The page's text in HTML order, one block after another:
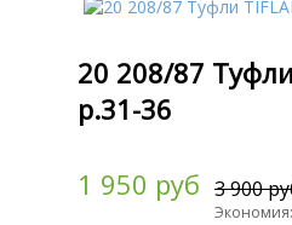
20 208/87
р.31-36
1 950 руб 3 900